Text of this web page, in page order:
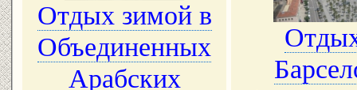
Отдых зимой в
Объединенных
Арабских